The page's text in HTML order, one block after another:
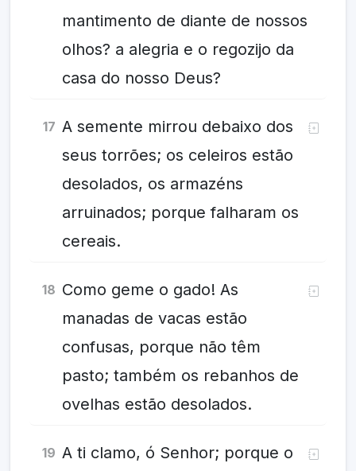
mantimento de diante de nossos
olhos? a alegria e o regozijo da
casa do nosso Deus?
17 A semente mirrou debaixo dos
seus torrões; os celeiros estão
desolados, os armazéns
arruinados; porque falharam os
cereais.
18 Como geme o gado! As
manadas de vacas estão
confusas, porque não têm
pasto; também os rebanhos de
ovelhas estão desolados.
19 A ti clamo, ó Senhor; porque o